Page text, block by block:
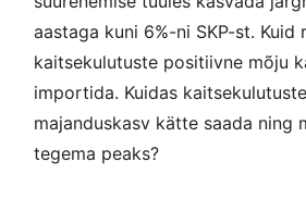
aastaga kuni 6%-ni SKP-st. Kuid
kaitsekulutuste positiivne mõju
importida. Kuidas
majanduskasv kätte saada ning
tegema peaks?